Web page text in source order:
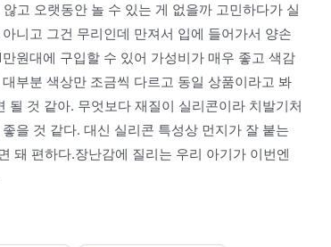
고 오랫동안 놀 수 있는 게 없을까 고민하다가 실
니고 그건 무리인데 만져서 입에 들어가서 양손
원대에 구입할 수 있어 가성비가 매우 좋고 색감
부분 색상만 조금씩 다르고 동일 상품이라고 봐
것 같아. 무엇보다 재질이 실리콘이라 치발기처
을 것 같다. 대신 실리콘 특성상 먼지가 잘 붙는
돼 편하다.장난감에 질리는 우리 아기가 이번엔